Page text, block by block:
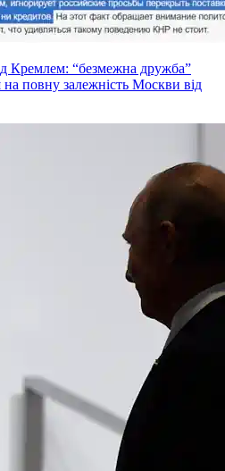
Кремлем: “безмежна дружба”
на повну залежність Москви від